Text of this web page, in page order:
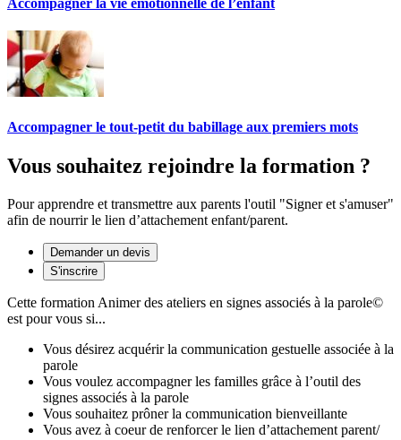
Accompagner le tout-petit du babillage aux premiers mots
Vous souhaitez rejoindre la formation ?
Pour apprendre et transmettre aux parents l'outil "Signer et s'amuser"
afin de nourrir le lien d’attachement enfant/parent.
Demander un devis
S'inscrire
Cette formation Animer des ateliers en signes associés à la parole©
est pour vous si...
Vous désirez acquérir la communication gestuelle associée à la
parole
Vous voulez accompagner les familles grâce à l’outil des
signes associés à la parole
Vous souhaitez prôner la communication bienveillante
Vous avez à coeur de renforcer le lien d’attachement parent/